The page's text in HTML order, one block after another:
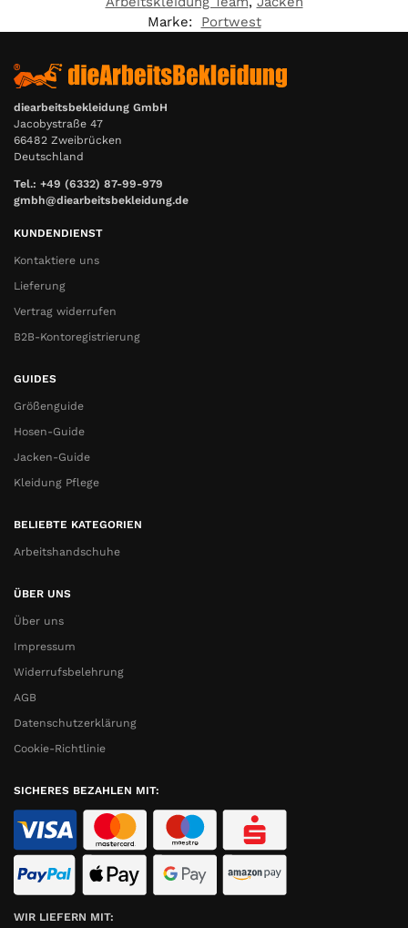
Marke:
Portwest
diearbeitsbekleidung GmbH
Jacobystraße 47
66482 Zweibrücken
Deutschland
Tel.: +49 (6332) 87-99-979
gmbh@diearbeitsbekleidung.de
KUNDENDIENST
Kontaktiere uns
Lieferung
Vertrag widerrufen
B2B-Kontoregistrierung
GUIDES
Größenguide
Hosen-Guide
Jacken-Guide
Kleidung Pflege
BELIEBTE KATEGORIEN
Arbeitshandschuhe
ÜBER UNS
Über uns
Impressum
Widerrufsbelehrung
AGB
Datenschutzerklärung
Cookie-Richtlinie
SICHERES BEZAHLEN MIT:
WIR LIEFERN MIT: